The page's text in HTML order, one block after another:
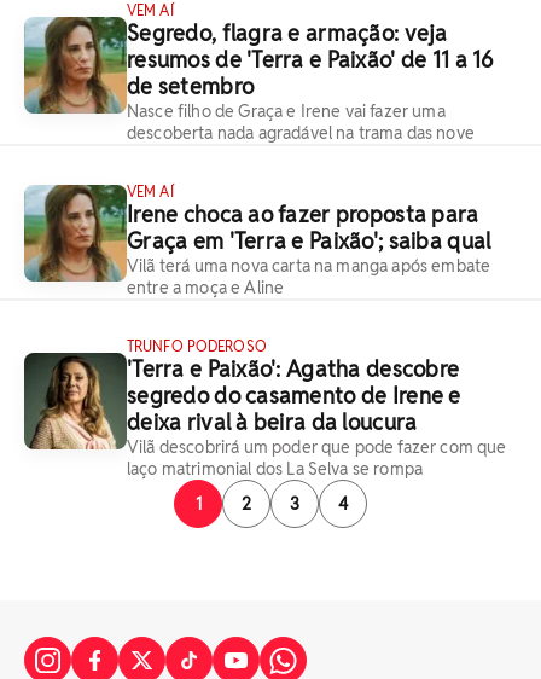
VEM AÍ
Segredo, flagra e armação: veja
resumos de 'Terra e Paixão' de 11 a 16
de setembro
Nasce filho de Graça e Irene vai fazer uma
descoberta nada agradável na trama das nove
VEM AÍ
Irene choca ao fazer proposta para
Graça em 'Terra e Paixão'; saiba qual
Vilã terá uma nova carta na manga após embate
entre a moça e Aline
TRUNFO PODEROSO
'Terra e Paixão': Agatha descobre
segredo do casamento de Irene e
deixa rival à beira da loucura
Vilã descobrirá um poder que pode fazer com que
laço matrimonial dos La Selva se rompa
1
2 3 4